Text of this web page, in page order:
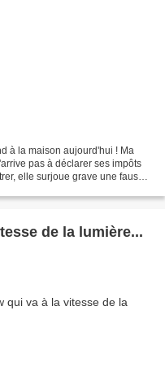
à la maison aujourd'hui ! Ma
pas à déclarer ses impôts
elle surjoue grave une fausse
de la lumière...